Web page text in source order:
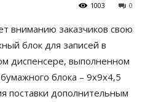
0
1003
вниманию заказчиков свою
блок для записей в
диспенсере, выполненном
блока – 9х9х4,5
поставки дополнительным